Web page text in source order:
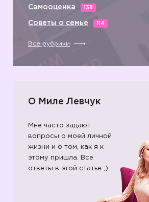
Самооценка 138
Советы о семье 114
Все рубрики
О Миле Левчук
Мне часто задают
вопросы о моей личной
жизни и о том, как я к
этому пришла. Все
ответы в этой статье ;)